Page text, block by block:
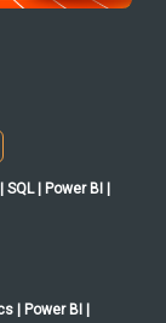
SQL | Power BI |
| Power BI |